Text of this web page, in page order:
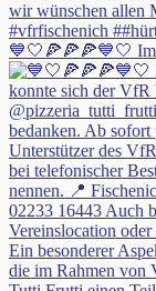
💙🤍🍕🍕🍕💙🤍 Im